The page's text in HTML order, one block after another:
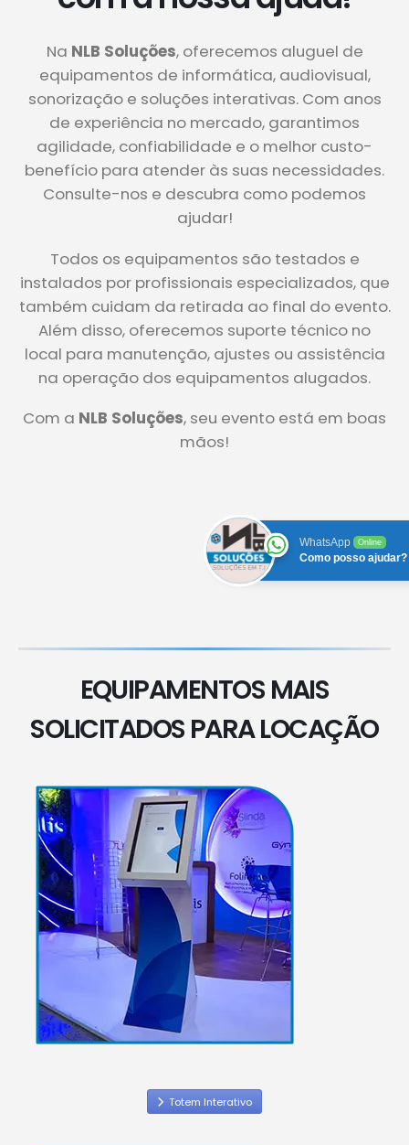
Na NLB Soluções, oferecemos aluguel de
equipamentos de informática, audiovisual,
sonorização e soluções interativas. Com anos
de experiência no mercado, garantimos
agilidade, confiabilidade e o melhor custo-
benefício para atender às suas necessidades.
Consulte-nos e descubra como podemos
ajudar!
Todos os equipamentos são testados e
instalados por profissionais especializados, que
também cuidam da retirada ao final do evento.
Além disso, oferecemos suporte técnico no
local para manutenção, ajustes ou assistência
na operação dos equipamentos alugados.
Com a NLB Soluções, seu evento está em boas
mãos!
WhatsApp Online
Como posso ajudar?
EQUIPAMENTOS MAIS
SOLICITADOS PARA LOCAÇÃO
Totem Interativo